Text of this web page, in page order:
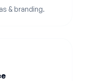
& branding.